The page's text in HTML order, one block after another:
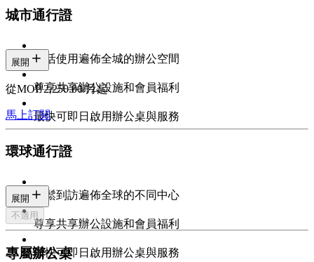
城市通行證
靈活使用遍佈全城的辦公空間
尊享共享辦公設施和會員福利
最快可即日啟用辦公桌與服務
展開
從MOP 2,250.00/月起
馬上訂閱
環球通行證
輕鬆到訪遍佈全球的不同中心
尊享共享辦公設施和會員福利
最快可即日啟用辦公桌與服務
展開
不適用
專屬辦公桌